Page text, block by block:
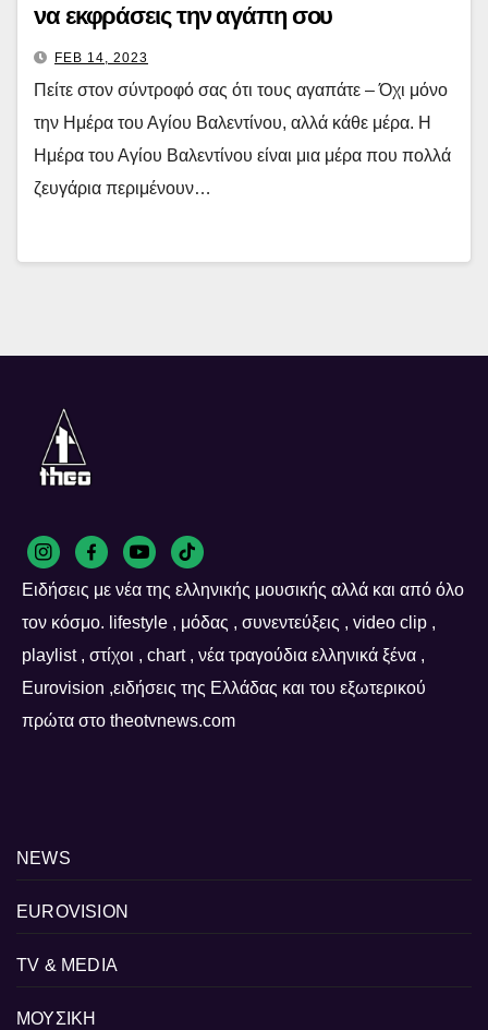
να εκφράσεις την αγάπη σου
FEB 14, 2023
Πείτε στον σύντροφό σας ότι τους αγαπάτε – Όχι μόνο
την Ημέρα του Αγίου Βαλεντίνου, αλλά κάθε μέρα. Η
Ημέρα του Αγίου Βαλεντίνου είναι μια μέρα που πολλά
ζευγάρια περιμένουν…
Ειδήσεις με νέα της ελληνικής μουσικής αλλά και από όλο
τον κόσμο. lifestyle , μόδας , συνεντεύξεις , video clip ,
playlist , στίχοι , chart , νέα τραγούδια ελληνικά ξένα ,
Eurovision ,ειδήσεις της Ελλάδας και του εξωτερικού
πρώτα στο theotvnews.com
NEWS
EUROVISION
TV & MEDIA
ΜΟΥΣΙΚΗ